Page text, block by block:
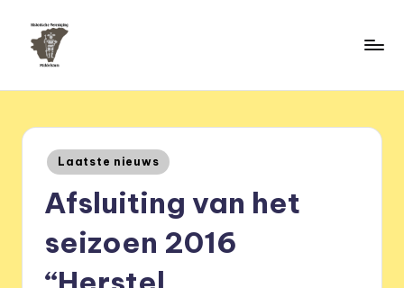
Geplaatst
in
Laatste nieuws
Afsluiting van het
seizoen 2016